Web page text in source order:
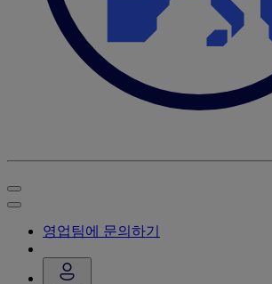
영업팀에 문의하기